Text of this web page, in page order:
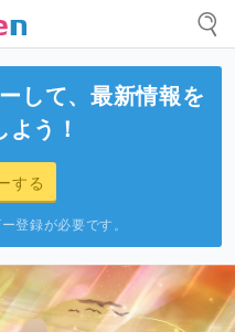
して、最新情報を
う！
する
登録が必要です。